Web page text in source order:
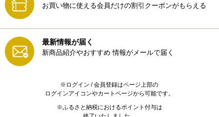
お買い物に使える会員だけの割引クーポンがもらえる
最新情報が届く
新商品紹介やおすすめ 情報がメールで届く
※ログイン / 会員登録はページ上部の
ログインアイコンやカートページから可能です。
※ふるさと納税におけるポイント付与は